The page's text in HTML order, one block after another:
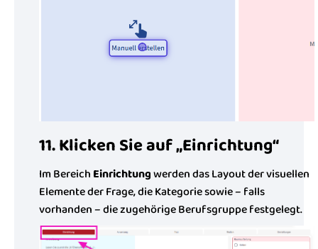
11. Klicken Sie auf „Einrichtung“
Im Bereich Einrichtungwerden das Layout der visuellen
Elemente der Frage, die Kategorie sowie – falls
vorhanden – die zugehörige Berufsgruppe festgelegt.